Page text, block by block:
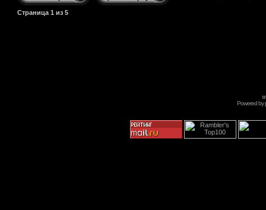
Страница 1 из 5
Powered by